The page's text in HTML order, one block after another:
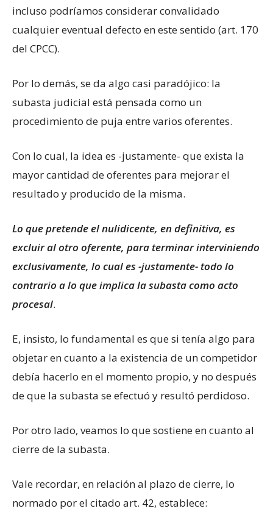
incluso podríamos considerar convalidado
cualquier eventual defecto en este sentido (art. 170
del CPCC).
Por lo demás, se da algo casi paradójico: la
subasta judicial está pensada como un
procedimiento de puja entre varios oferentes.
Con lo cual, la idea es -justamente- que exista la
mayor cantidad de oferentes para mejorar el
resultado y producido de la misma.
Lo que pretende el nulidicente, en definitiva, es
excluir al otro oferente, para terminar interviniendo
exclusivamente, lo cual es -justamente- todo lo
contrario a lo que implica la subasta como acto
procesal.
E, insisto, lo fundamental es que si tenía algo para
objetar en cuanto a la existencia de un competidor
debía hacerlo en el momento propio, y no después
de que la subasta se efectuó y resultó perdidoso.
Por otro lado, veamos lo que sostiene en cuanto al
cierre de la subasta.
Vale recordar, en relación al plazo de cierre, lo
normado por el citado art. 42, establece: